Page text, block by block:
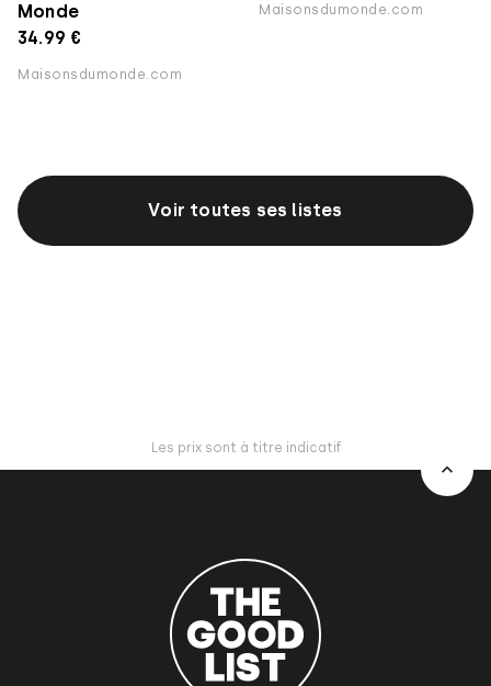
Maisonsdumonde.com
Monde
34.99 €
Maisonsdumonde.com
Voir toutes ses listes
Les prix sont à titre indicatif